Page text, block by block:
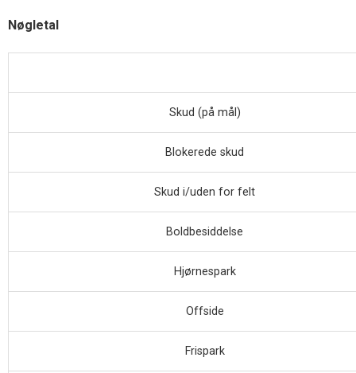
Nøgletal
Skud (på mål)
Blokerede skud
Skud i/uden for felt
Boldbesiddelse
Hjørnespark
Offside
Frispark